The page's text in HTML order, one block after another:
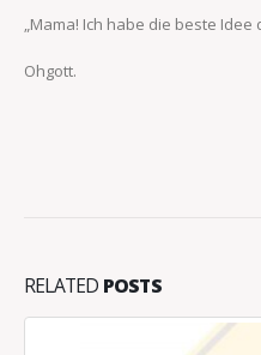
„Mama! Ich habe die beste Idee
Ohgott.
RELATED POSTS